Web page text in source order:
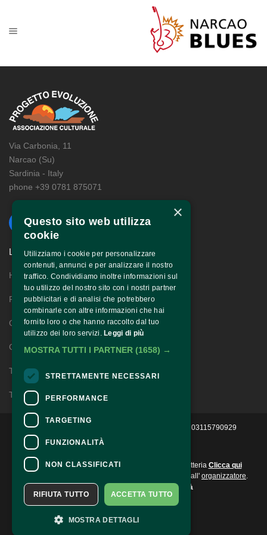
Via Carbonia, 11
Narcao (Su)
Sardinia - Italy
phone +39 0781 875071
LINKS
Home
Festival Story
Gospel Story
Contatti
Territorio
Trasparenza
2022 © Ass. Culturale Progetto Evoluzione - P.IVA 03115790929
Per informazioni e supporto all'acquisto della biglietteria Clicca qui
Per informazioni sul programma e l'evento, rivolgersi all' organizzatore.
Dichiarazione di accessibilità
×
Questo sito web utilizza
cookie
Utilizziamo i cookie per personalizzare
contenuti, annunci e per analizzare il nostro
traffico. Condividiamo inoltre informazioni sul
tuo utilizzo del nostro sito con i nostri partner
pubblicitari e di analisi che potrebbero
combinarle con altre informazioni che hai
fornito loro o che hanno raccolto dal tuo
utilizzo dei loro servizi. Leggi di più
MOSTRA TUTTI I PARTNER (1658) →
STRETTAMENTE NECESSARI
PERFORMANCE
TARGETING
FUNZIONALITÀ
NON CLASSIFICATI
ACCETTA TUTTO
RIFIUTA TUTTO
MOSTRA DETTAGLI